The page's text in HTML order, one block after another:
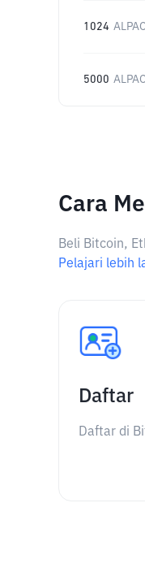
1024
5000
Cara
Beli Bitcoin,
Pelajari lebih
Daftar
Daftar di